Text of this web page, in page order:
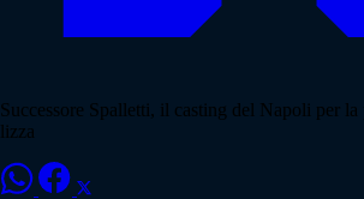
Successore Spalletti, il casting del Napoli per
lizza